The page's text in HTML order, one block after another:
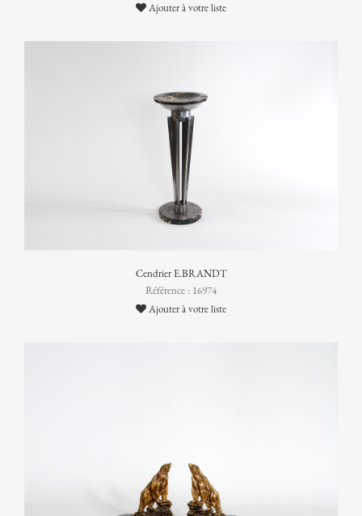
Ajouter à votre liste
Cendrier E.BRANDT
Référence : 16974
Ajouter à votre liste